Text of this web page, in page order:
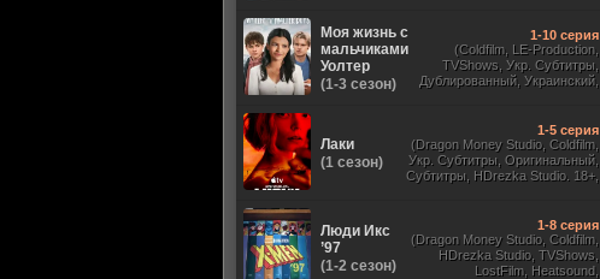
Моя жизнь с
мальчиками
Уолтер
(1-3 сезон)
1-10 серия
(Coldfilm, LE-Production,
TVShows, Укр. Субтитры,
Дублированный, Украинский,
Лаки
(1 сезон)
1-5 серия
(Dragon Money Studio, Coldfilm,
Укр. Субтитры, Оригинальный,
Субтитры, HDrezka Studio. 18+,
Люди Икс
’97
(1-2 сезон)
1-8 серия
(Dragon Money Studio, Coldfilm,
HDrezka Studio, TVShows,
LostFilm, Heatsound,